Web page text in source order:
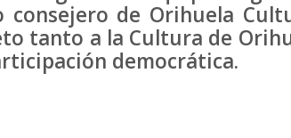
consejero de Orihuela
tanto a la Cultura de
democrática.